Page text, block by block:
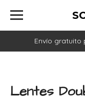
Envío gratuito
Lentes